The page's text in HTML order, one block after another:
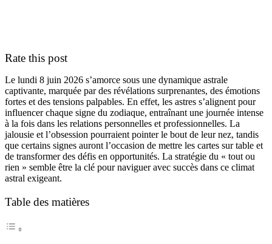
Rate this post
Le lundi 8 juin 2026 s’amorce sous une dynamique astrale
captivante, marquée par des révélations surprenantes, des émotions
fortes et des tensions palpables. En effet, les astres s’alignent pour
influencer chaque signe du zodiaque, entraînant une journée intense
à la fois dans les relations personnelles et professionnelles. La
jalousie et l’obsession pourraient pointer le bout de leur nez, tandis
que certains signes auront l’occasion de mettre les cartes sur table et
de transformer des défis en opportunités. La stratégie du « tout ou
rien » semble être la clé pour naviguer avec succès dans ce climat
astral exigeant.
Table des matières